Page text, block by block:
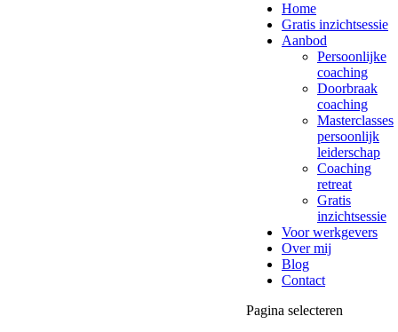
Home
Gratis inzichtsessie
Aanbod
Persoonlijke
coaching
Doorbraak
coaching
Masterclasses
persoonlijk
leiderschap
Coaching
retreat
Gratis
inzichtsessie
Voor werkgevers
Over mij
Blog
Contact
Pagina selecteren